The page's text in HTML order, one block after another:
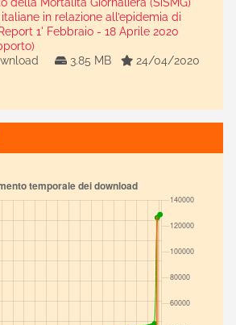
in relazione all’epidemia di
1' Febbraio - 18 Aprile 2020
3.85 MB 24/04/2020